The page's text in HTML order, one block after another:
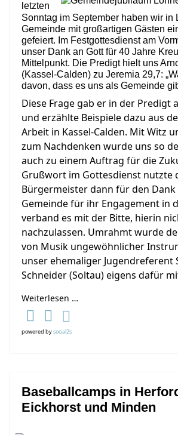
letzten
Sonntag im September haben wir in
Gemeinde mit großartigen Gästen
gefeiert. Im Festgottesdienst am
unser Dank an Gott für 40 Jahre
Mittelpunkt. Die Predigt hielt uns
(Kassel-Calden) zu Jeremia 29,7:
davon, dass es uns als Gemeinde
Diese Frage gab er in der Predigt
und erzählte Beispiele dazu aus
Arbeit in Kassel-Calden. Mit Witz
zum Nachdenken wurde uns so
auch zu einem Auftrag für die
Grußwort im Gottesdienst nutzte
Bürgermeister dann für den Dank
Gemeinde für ihr Engagement in
verband es mit der Bitte, hierin
nachzulassen. Umrahmt wurde
von Musik ungewöhnlicher
unser ehemaliger Jugendreferent
Schneider (Soltau) eigens dafür
Weiterlesen …
powered bysocial2s
Baseballcamps in
Eickhorst und Minden